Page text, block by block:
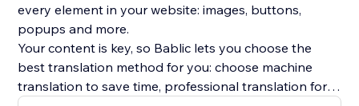
every element in your website: images, buttons,
popups and more.
Your content is key, so Bablic lets you choose the
best translation method for you: choose machine
translation to save time, professional translation for